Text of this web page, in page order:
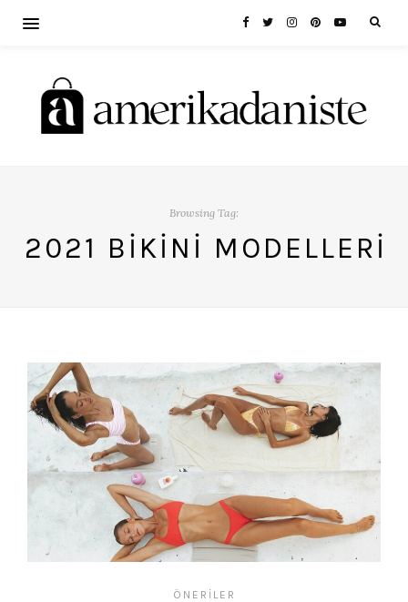
Browsing Tag:
2021 BIKINI MODELLERI
ÖNERILER